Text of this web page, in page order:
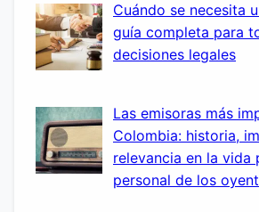
Cuándo se necesita
guía completa para
decisiones legales
Las emisoras más
Colombia: historia,
relevancia en la vida
personal de los